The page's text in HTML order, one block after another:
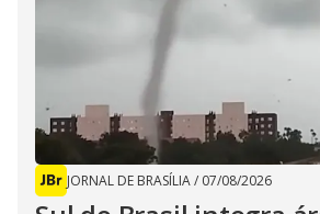
JORNAL DE BRASÍLIA/ 07/08/2026